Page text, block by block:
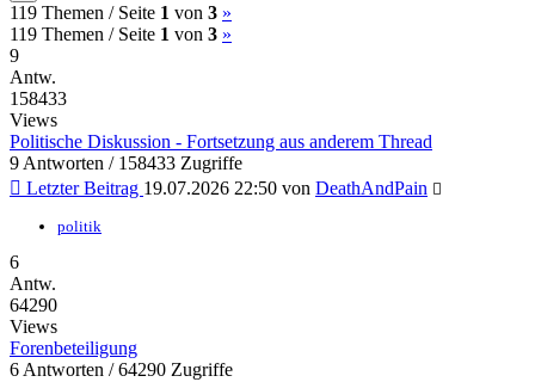
119 Themen / Seite 1 von 3 (current)
»
119 Themen / Seite 1 von 3 (current)
»
9
Antw.
158433
Views
Politische Diskussion - Fortsetzung aus anderem Thread
9 Antworten / 158433 Zugriffe
Letzter Beitrag 19.07.2026 22:50 von DeathAndPain
politik
6
Antw.
64290
Views
Forenbeteiligung
6 Antworten / 64290 Zugriffe